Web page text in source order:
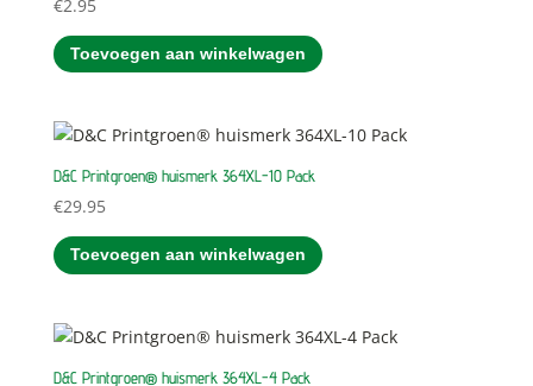
€2.95
Toevoegen aan winkelwagen
D&C Printgroen® huismerk 364XL-10 Pack
€29.95
Toevoegen aan winkelwagen
D&C Printgroen® huismerk 364XL-4 Pack